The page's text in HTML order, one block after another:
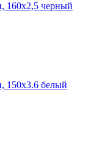
160х2,5 черный
150x3.6 белый